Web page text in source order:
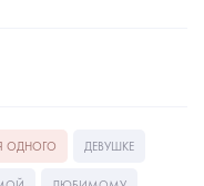
ОДНОГО ДЕВУШКЕ